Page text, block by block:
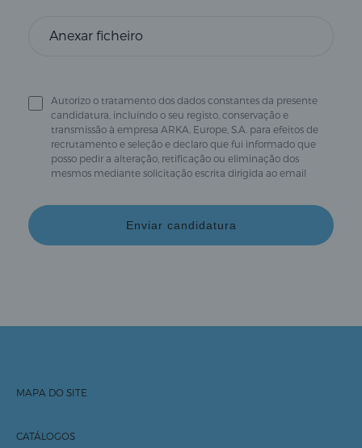
Anexar ficheiro
Autorizo o tratamento dos dados constantes da presente
candidatura, incluíndo o seu registo, conservação e
transmissão à empresa ARKA, Europe, S.A. para efeitos de
recrutamento e seleção e declaro que fui informado que
posso pedir a alteração, retificação ou eliminação dos
mesmos mediante solicitação escrita dirigida ao email
Enviar candidatura
MAPA DO SITE
Sobre nós
CATÁLOGOS